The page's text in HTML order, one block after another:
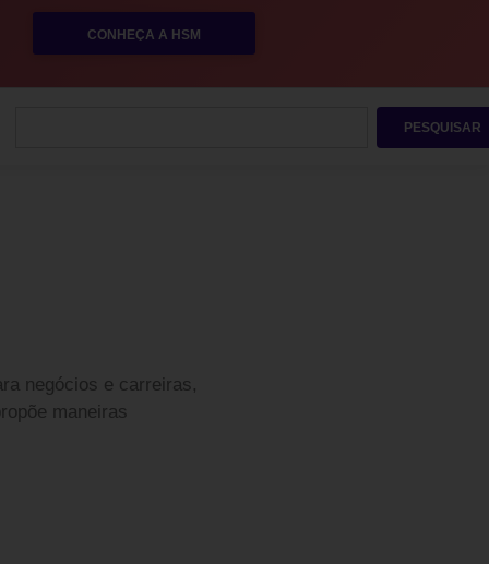
CONHEÇA A HSM
PESQUISAR
negócios e carreiras,
maneiras